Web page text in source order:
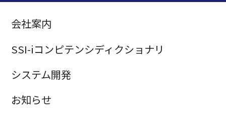
会社案内
SSI-iコンピテンシディクショナリ
システム開発
お知らせ